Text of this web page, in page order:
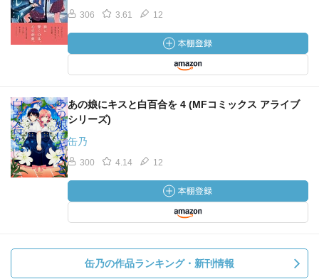
306 3.61 12
あの娘にキスと白百合を 4 (MFコミックス アライブ
シリーズ)
缶乃
300 4.14 12
缶乃の作品ランキング・新刊情報